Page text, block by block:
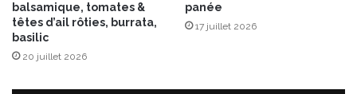
balsamique, tomates &
têtes d’ail rôties, burrata,
basilic
20 juillet 2026
panée
17 juillet 2026